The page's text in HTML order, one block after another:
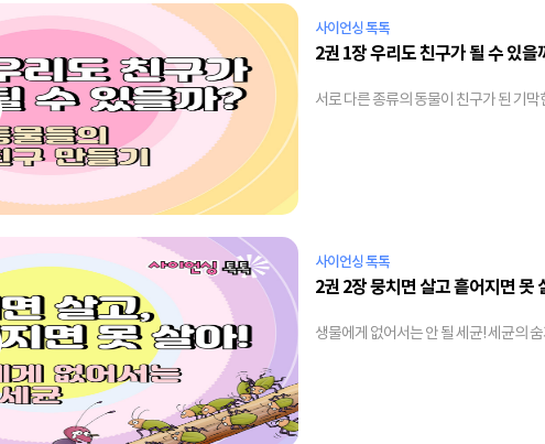
사이언싱 톡톡
2권 1장 우리도 친구가 될 수 있을
서로 다른 종류의 동물이 친구가 된 기막
사이언싱 톡톡
2권 2장 뭉치면 살고 흩어지면 못
생물에게 없어서는 안 될 세균! 세균의